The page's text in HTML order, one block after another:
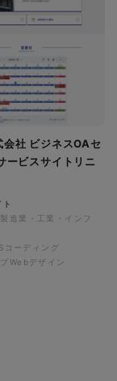
会社 ビジネスOAセ
ービスサイトリニ
造業・工業・インフ
ーディング
Webデザイン